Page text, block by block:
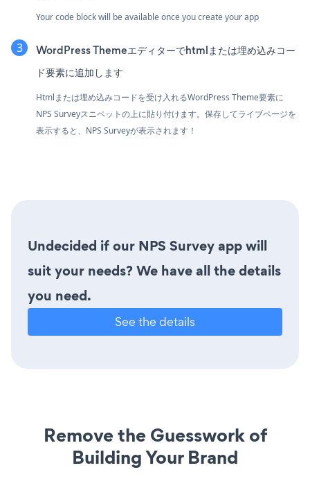
Your code block will be available once you create your app
WordPress Themeエディターでhtmlまたは埋め込みコー
ド要素に追加します
Htmlまたは埋め込みコードを受け入れるWordPress Theme要素に
NPS Surveyスニペットの上に貼り付けます。保存してライブページを
表示すると、NPS Surveyが表示されます！
Undecided if our NPS Survey app will
suit your needs? We have all the details
you need.
See the details
Remove the Guesswork of
Building Your Brand